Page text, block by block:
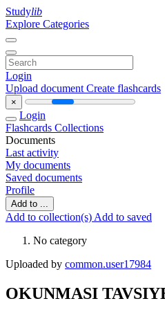
Studylib
Explore Categories
Login
Upload document Create flashcards
×
Login
Flashcards Collections
Documents
Last activity
My documents
Saved documents
Profile
Add to ...
Add to collection(s) Add to saved
No category
Uploaded by common.user17984
OKUNMASI